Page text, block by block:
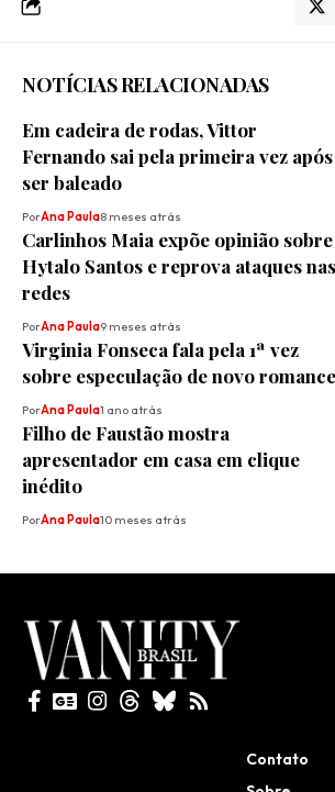
NOTÍCIAS RELACIONADAS
Em cadeira de rodas, Vittor
Fernando sai pela primeira vez após
ser baleado
PorAna Paula8 meses atrás
Carlinhos Maia expõe opinião sobre
Hytalo Santos e reprova ataques nas
redes
PorAna Paula9 meses atrás
Virginia Fonseca fala pela 1ª vez
sobre especulação de novo romance
PorAna Paula1 ano atrás
Filho de Faustão mostra
apresentador em casa em clique
inédito
PorAna Paula10 meses atrás
Contato